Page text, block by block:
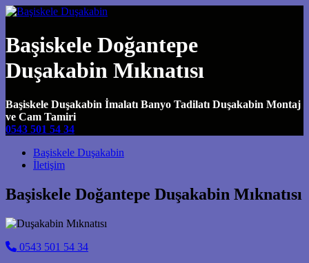
Başiskele Doğantepe
Duşakabin Mıknatısı
Başiskele Duşakabin İmalatı Banyo Tadilatı Duşakabin Montaj
ve Cam Tamiri
0543 501 54 34
Main Navigation
Başiskele Duşakabin
İletişim
Başiskele Doğantepe Duşakabin Mıknatısı
0543 501 54 34